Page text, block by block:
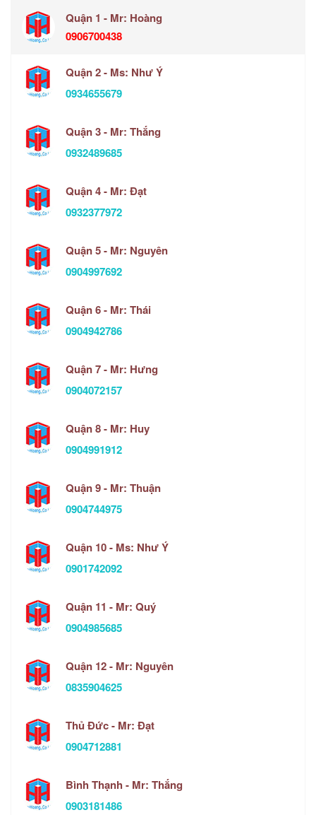
Quận 1 - Mr: Hoàng
0906700438
Quận 2 - Ms: Như Ý
0934655679
Quận 3 - Mr: Thắng
0932489685
Quận 4 - Mr: Đạt
0932377972
Quận 5 - Mr: Nguyên
0904997692
Quận 6 - Mr: Thái
0904942786
Quận 7 - Mr: Hưng
0904072157
Quận 8 - Mr: Huy
0904991912
Quận 9 - Mr: Thuận
0904744975
Quận 10 - Ms: Như Ý
0901742092
Quận 11 - Mr: Quý
0904985685
Quận 12 - Mr: Nguyên
0835904625
Thủ Đức - Mr: Đạt
0904712881
Bình Thạnh - Mr: Thắng
0903181486